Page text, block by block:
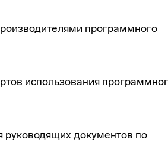
программного
использования
руководящих документов по